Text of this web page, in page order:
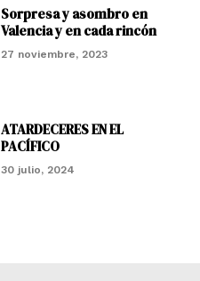
Sorpresa y asombro en
Valencia y en cada rincón
27 noviembre, 2023
ATARDECERES EN EL
PACÍFICO
30 julio, 2024